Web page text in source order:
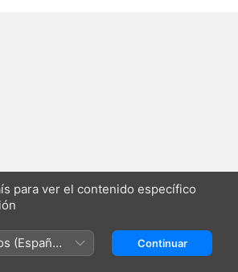
/ Shogakukan / Losing Heroine Cheering
para ver el contenido específico
(Español
Continuar